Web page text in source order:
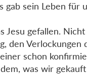
gab sein Leben für
Jesu gefallen.
den Verlockungen
schon
was wir